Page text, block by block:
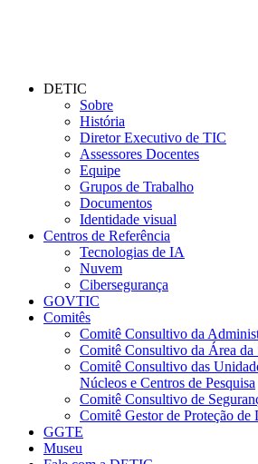
DETIC
Sobre
História
Diretor Executivo de TIC
Assessores Docentes
Equipe
Grupos de Trabalho
Documentos
Identidade visual
Centros de Referência
Tecnologias de IA
Nuvem
Cibersegurança
GOVTIC
Comitês
Comitê Consultivo da
Comitê Consultivo da Área da
Comitê Consultivo das
Núcleos e Centros de Pesquisa
Comitê Consultivo de
Comitê Gestor de Proteção de
GGTE
Museu